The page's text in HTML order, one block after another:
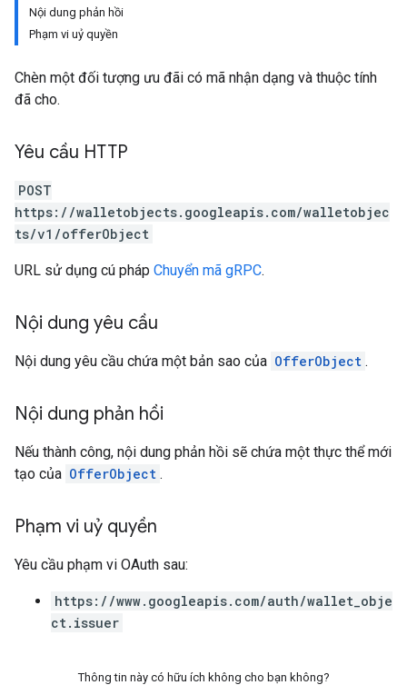
Nội dung phản hồi
Phạm vi uỷ quyền
Chèn một đối tượng ưu đãi có mã nhận dạng và thuộc tính
đã cho.
Yêu cầu HTTP
POST
https://walletobjects.googleapis.com/walletobjec
ts/v1/offerObject
URL sử dụng cú pháp Chuyển mã gRPC.
Nội dung yêu cầu
Nội dung yêu cầu chứa một bản sao của OfferObject .
Nội dung phản hồi
Nếu thành công, nội dung phản hồi sẽ chứa một thực thể mới
tạo của OfferObject .
Phạm vi uỷ quyền
Yêu cầu phạm vi OAuth sau:
https://www.googleapis.com/auth/wallet_obje
ct.issuer
Thông tin này có hữu ích không cho bạn không?